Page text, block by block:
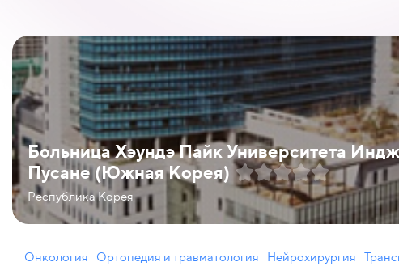
Больница Хэундэ Пайк Университета
Пусане (Южная Корея)
Республика Корея
Онкология Ортопедия и травматология Нейрохирургия